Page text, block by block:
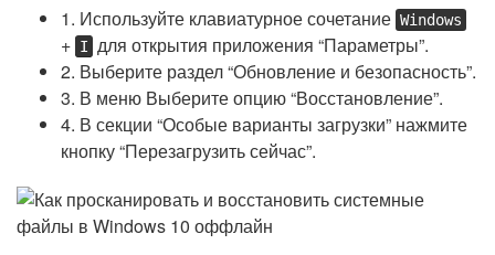
1. Используйте клавиатурное сочетание Windows
+ I для открытия приложения “Параметры”.
2. Выберите раздел “Обновление и безопасность”.
3. В меню Выберите опцию “Восстановление”.
4. В секции “Особые варианты загрузки” нажмите
кнопку “Перезагрузить сейчас”.